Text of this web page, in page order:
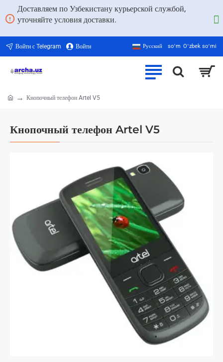
Доставляем по Узбекистану курьерской службой,
уточняйте условия доставки.
Войти с Telegram Войти Русский soʻm Oʻzbek soʻmi
Кнопочный телефон Artel V5
Кнопочный телефон Artel V5